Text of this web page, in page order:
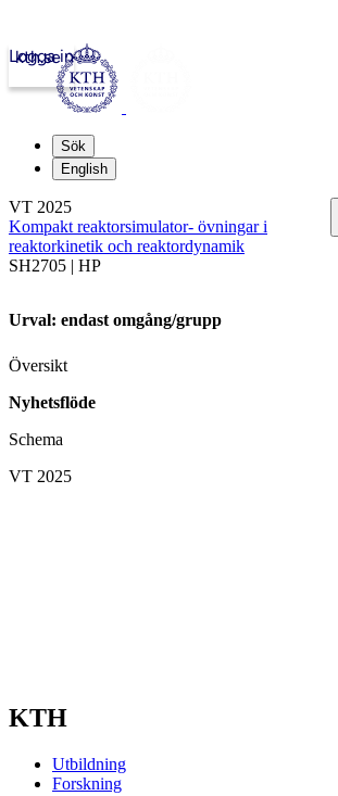
kth.se
Logga in
Sök
English
VT 2025
Kompakt reaktorsimulator- övningar i
reaktorkinetik och reaktordynamik
SH2705 | HP
Urval: endast omgång/grupp
Översikt
Nyhetsflöde
Schema
VT 2025
KTH
Utbildning
Forskning